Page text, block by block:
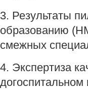
3. Результаты
образованию
смежных
4. Экспертиза
догоспитальном